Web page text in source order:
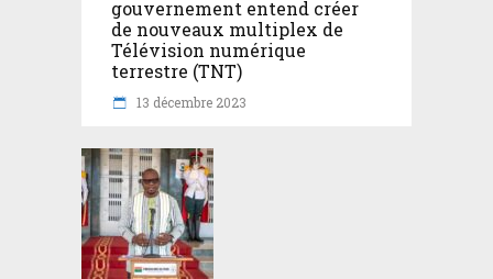
gouvernement entend créer
de nouveaux multiplex de
Télévision numérique
terrestre (TNT)
13 décembre 2023